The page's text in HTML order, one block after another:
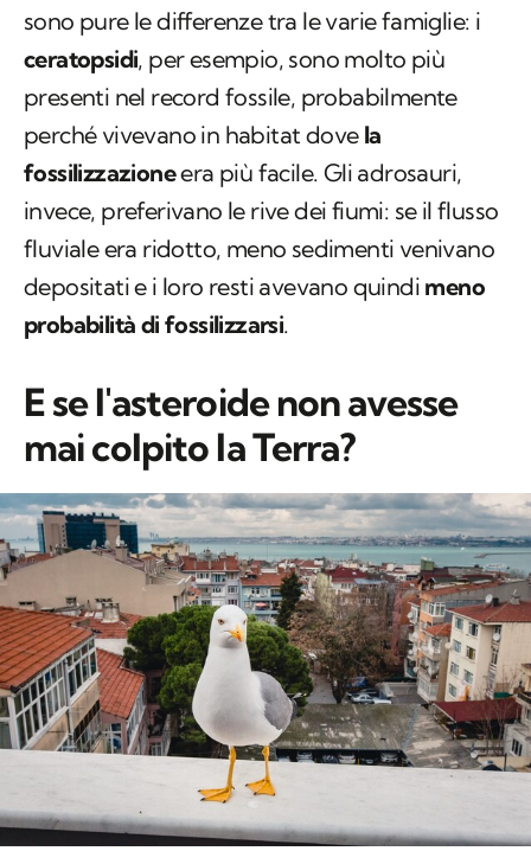
sono pure le differenze tra le varie famiglie: i
ceratopsidi, per esempio, sono molto più
presenti nel record fossile, probabilmente
perché vivevano in habitat dove la
fossilizzazioneera più facile. Gli adrosauri,
invece, preferivano le rive dei fiumi: se il flusso
fluviale era ridotto, meno sedimenti venivano
depositati e i loro resti avevano quindi meno
probabilità di fossilizzarsi.
E se l'asteroide non avesse
mai colpito la Terra?